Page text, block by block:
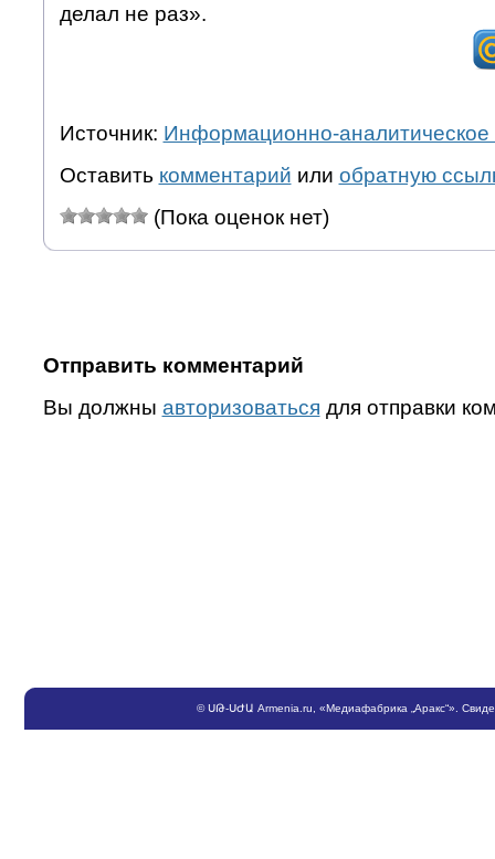
делал не раз».
Источник: Информационно-аналитическое
Оставить комментарий или обратную
(Пока оценок нет)
Отправить комментарий
Вы должны авторизоваться для отправки
©ՍԹ-ՍԺԱ Armenia.ru , «Медиафабрика „Аракс“».